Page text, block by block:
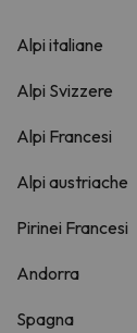
Alpi italiane
Alpi Svizzere
Alpi Francesi
Alpi austriache
Pirinei Francesi
Andorra
Spagna